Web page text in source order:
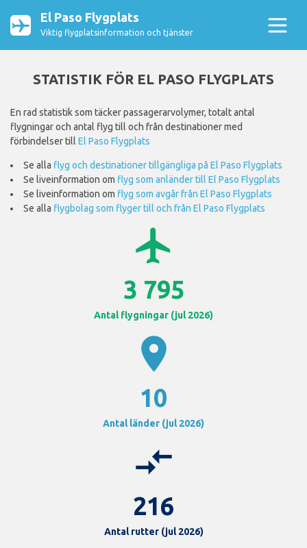
El Paso Flygplats
Viktig flygplatsinformation och tjänster
STATISTIK FÖR EL PASO FLYGPLATS
En rad statistik som täcker passagerarvolymer, totalt antal
flygningar och antal flyg till och från destinationer med
förbindelser till El Paso Flygplats
Se alla flyg och destinationer tillgängliga på El Paso Flygplats
Se liveinformation om flyg som anländer till El Paso Flygplats
Se liveinformation om flyg som avgår från El Paso Flygplats
Se alla flygbolag som flyger till och från El Paso Flygplats
airplanemode_active
3 795
Antal flygningar (jul 2026)
location_on
10
Antal länder (jul 2026)
compare_arrows
216
Antal rutter (jul 2026)